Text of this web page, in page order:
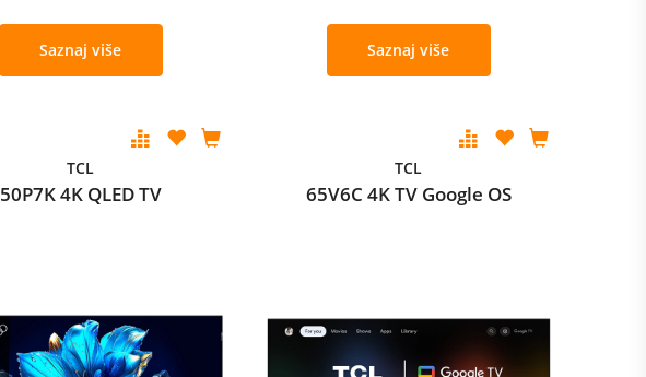
Saznaj više Saznaj više
TCL
50P7K 4K QLED TV
TCL
65V6C 4K TV Google OS